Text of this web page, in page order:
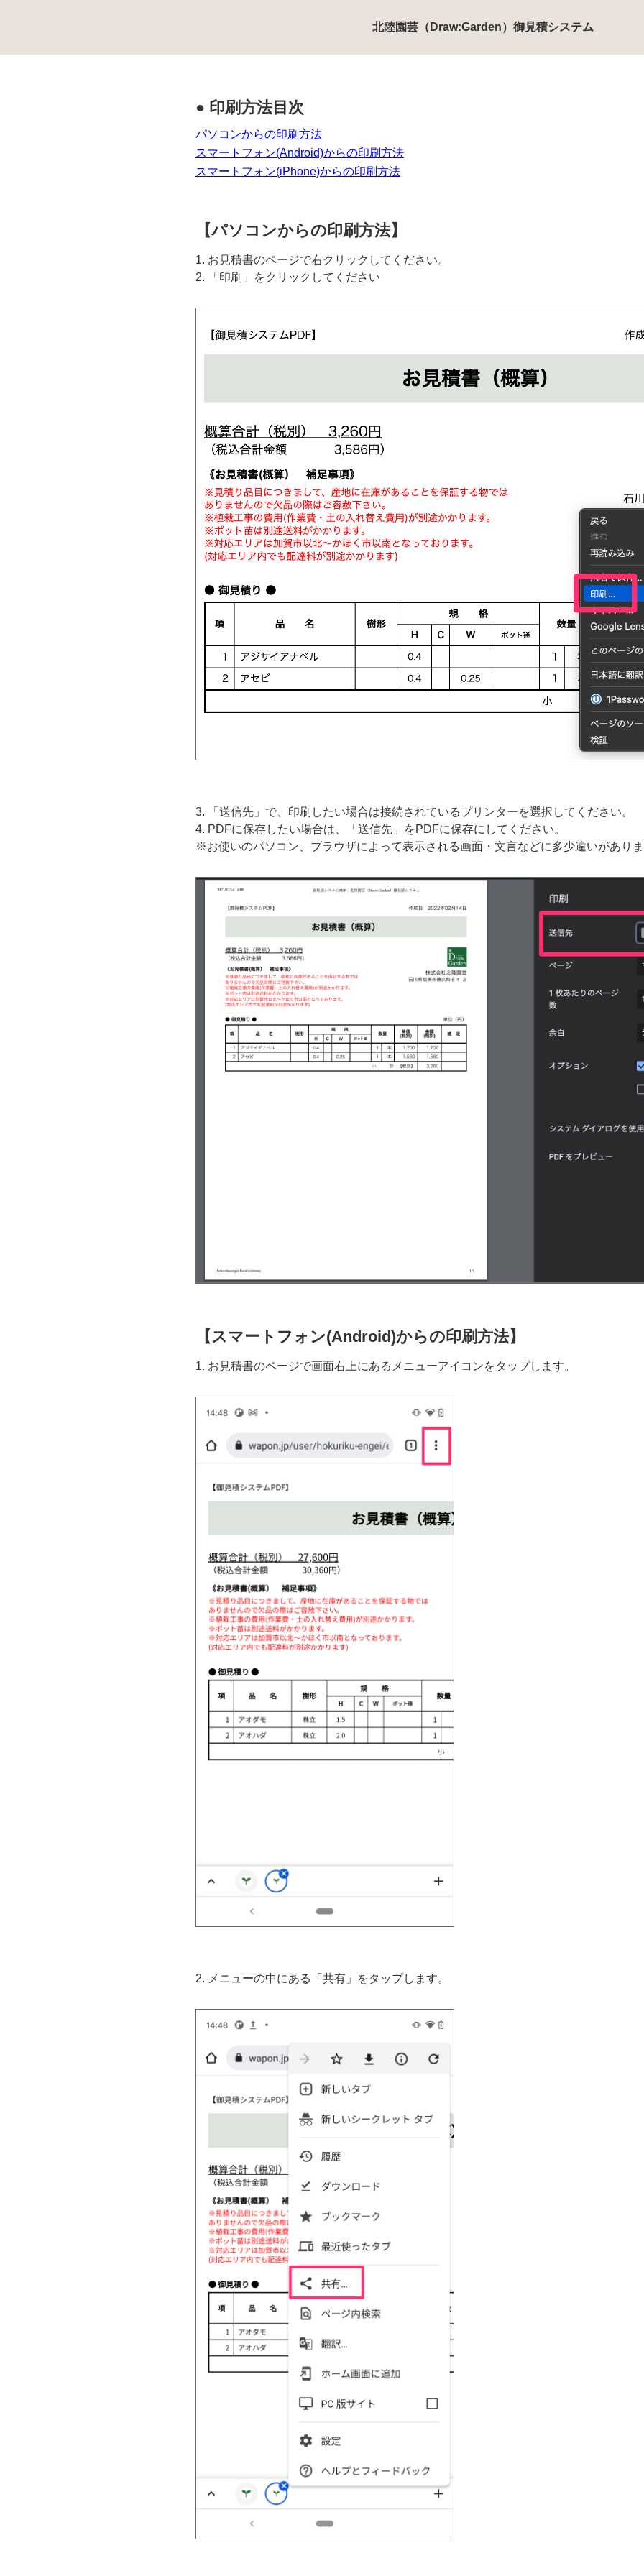
北陸園芸（Draw:Garden）御見積システム
● 印刷方法目次
パソコンからの印刷方法
スマートフォン(Android)からの印刷方法
スマートフォン(iPhone)からの印刷方法
【パソコンからの印刷方法】
1. お見積書のページで右クリックしてください。
2. 「印刷」をクリックしてください
3. 「送信先」で、印刷したい場合は接続されているプリンターを選択してください。
4. PDFに保存したい場合は、「送信先」をPDFに保存にしてください。
※お使いのパソコン、ブラウザによって表示される画面・文言などに多少違いがあり
【スマートフォン(Android)からの印刷方法】
1. お見積書のページで画面右上にあるメニューアイコンをタップします。
2. メニューの中にある「共有」をタップします。